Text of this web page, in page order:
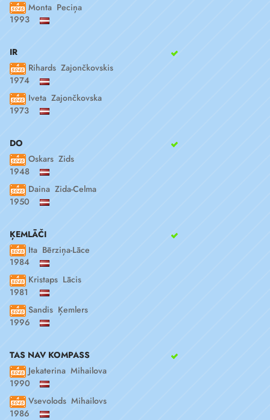
Monta Peciņa
1993
IR
Rihards Zajončkovskis
1974
Iveta Zajončkovska
1973
DO
Oskars Zids
1948
Daina Zida-Celma
1950
ĶEMLĀČI
Ita Bērziņa-Lāce
1984
Kristaps Lācis
1981
Sandis Ķemlers
1996
TAS NAV KOMPASS
Jekaterina Mihailova
1990
Vsevolods Mihailovs
1986